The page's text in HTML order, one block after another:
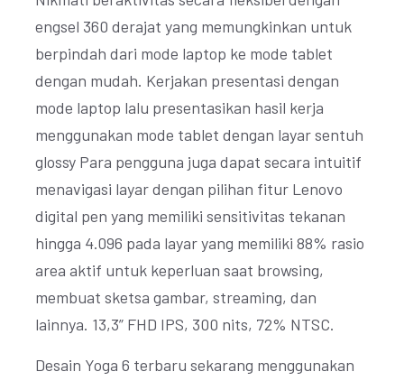
engsel 360 derajat yang memungkinkan untuk
berpindah dari mode laptop ke mode tablet
dengan mudah. Kerjakan presentasi dengan
mode laptop lalu presentasikan hasil kerja
menggunakan mode tablet dengan layar sentuh
glossy Para pengguna juga dapat secara intuitif
menavigasi layar dengan pilihan fitur Lenovo
digital pen yang memiliki sensitivitas tekanan
hingga 4.096 pada layar yang memiliki 88% rasio
area aktif untuk keperluan saat browsing,
membuat sketsa gambar, streaming, dan
lainnya. 13,3” FHD IPS, 300 nits, 72% NTSC.
Desain Yoga 6 terbaru sekarang menggunakan